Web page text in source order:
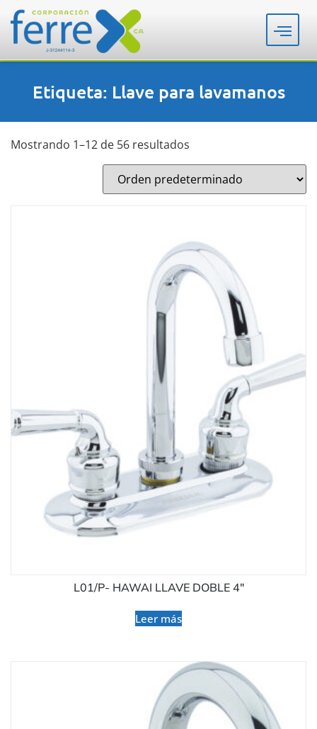
Etiqueta: Llave para lavamanos
Mostrando 1–12 de 56 resultados
L01/P- HAWAI LLAVE DOBLE 4″
Leer más